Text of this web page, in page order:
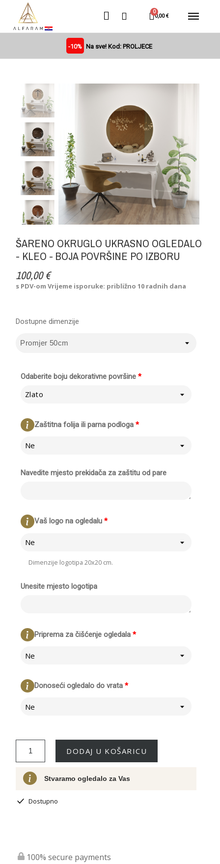
0,00 €
-10% Na sve! Kod: PROLJECE
ŠARENO OKRUGLO UKRASNO OGLEDALO
- KLEO - BOJA POVRŠINE PO IZBORU
100,00 €
s PDV-omVrijeme isporuke: približno 10 radnih dana
*
Odaberite boju dekorativne površine
Zlato
*
Zaštitna folija ili parna podloga
Ne
Navedite mjesto prekidača za zaštitu od pare
*
Vaš logo na ogledalu
Ne
Dimenzije logotipa 20x20 cm.
Unesite mjesto logotipa
*
Priprema za čišćenje ogledala
Ne
*
Donoseći ogledalo do vrata
Ne
Dostupne dimenzije
DODAJ U KOŠARICU
Stvaramo ogledalo za Vas
Dostupno
100% secure payments